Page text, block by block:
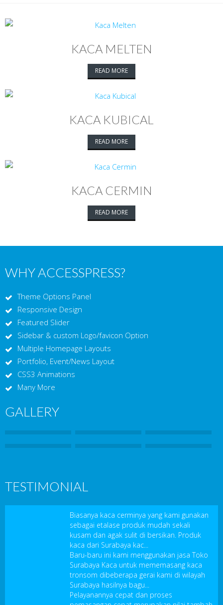
KACA MELTEN
READ MORE
KACA KUBICAL
READ MORE
KACA CERMIN
READ MORE
WHY ACCESSPRESS?
Theme Options Panel
Responsive Design
Featured Slider
Sidebar & custom Logo/favicon Option
Multiple Homepage Layouts
Portfolio, Event/News Layout
CSS3 Animations
Many More
GALLERY
TESTIMONIAL
Biasanya kaca cerminya yang kami gunakan
sebagai etalase produk mudah sekali
kusam dan agak sulit di bersikan. Produk
kaca dari Surabaya kac...
Baru-baru ini kami menggunakan jasa Toko
Surabaya Kaca untuk mememasang kaca
tronsom dibeberapa gerai kami di wilayah
Surabaya hasilnya bagu...
Pelayanannya cepat dan proses